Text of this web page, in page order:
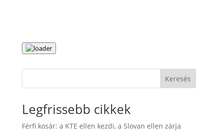
Keresés
Legfrissebb cikkek
Férfi kosár: a KTE ellen kezdi, a Slovan ellen zárja